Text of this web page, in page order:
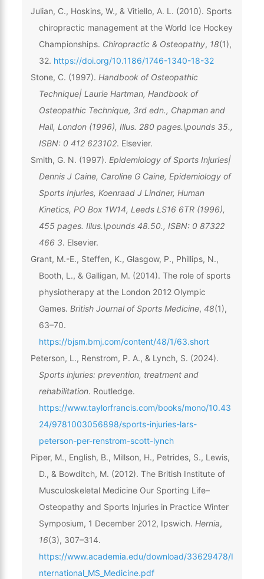
Julian, C., Hoskins, W., & Vitiello, A. L. (2010). Sports
chiropractic management at the World Ice Hockey
Championships. Chiropractic & Osteopathy, 18(1),
32. https://doi.org/10.1186/1746-1340-18-32
Stone, C. (1997). Handbook of Osteopathic
Technique| Laurie Hartman, Handbook of
Osteopathic Technique, 3rd edn., Chapman and
Hall, London (1996), Illus. 280 pages.\pounds 35.,
ISBN: 0 412 623102. Elsevier.
Smith, G. N. (1997). Epidemiology of Sports Injuries|
Dennis J Caine, Caroline G Caine, Epidemiology of
Sports Injuries, Koenraad J Lindner, Human
Kinetics, PO Box 1W14, Leeds LS16 6TR (1996),
455 pages. Illus.\pounds 48.50., ISBN: 0 87322
466 3. Elsevier.
Grant, M.-E., Steffen, K., Glasgow, P., Phillips, N.,
Booth, L., & Galligan, M. (2014). The role of sports
physiotherapy at the London 2012 Olympic
Games. British Journal of Sports Medicine, 48(1),
63–70.
https://bjsm.bmj.com/content/48/1/63.short
Peterson, L., Renstrom, P. A., & Lynch, S. (2024).
Sports injuries: prevention, treatment and
rehabilitation. Routledge.
https://www.taylorfrancis.com/books/mono/10.43
24/9781003056898/sports-injuries-lars-
peterson-per-renstrom-scott-lynch
Piper, M., English, B., Millson, H., Petrides, S., Lewis,
D., & Bowditch, M. (2012). The British Institute of
Musculoskeletal Medicine Our Sporting Life–
Osteopathy and Sports Injuries in Practice Winter
Symposium, 1 December 2012, Ipswich. Hernia,
16(3), 307–314.
https://www.academia.edu/download/33629478/I
nternational_MS_Medicine.pdf